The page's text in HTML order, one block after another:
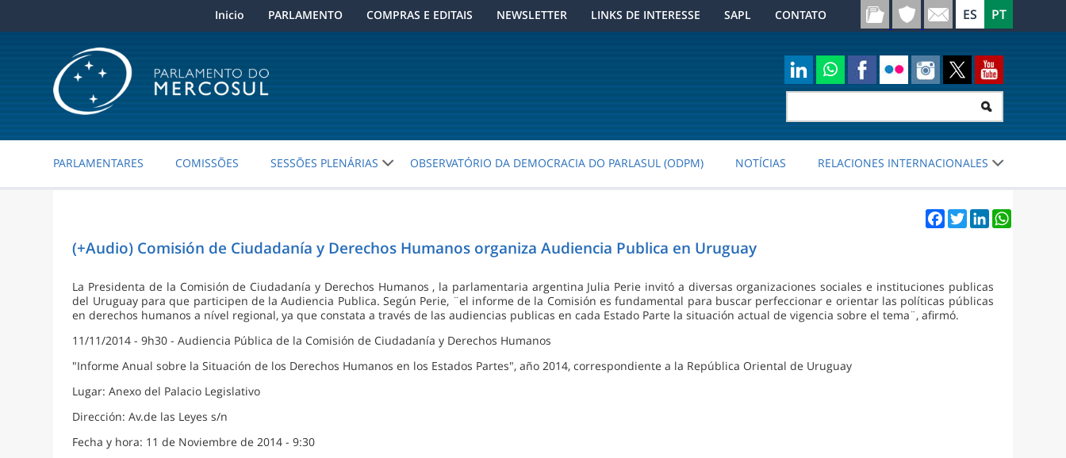
Inicio PARLAMENTO COMPRAS E EDITAIS NEWSLETTER LINKS DE INTERESSE SAPL CONTATO
PARLAMENTARES COMISSÕES SESSÕES PLENÁRIAS OBSERVATÓRIO DA DEMOCRACIA DO PARLASUL (ODPM) NOTÍCIAS RELACIONES INTERNACIONALES
Facebook
TwitterLinkedInWhatsApp
(+Audio) Comisión de Ciudadanía y Derechos Humanos organiza Audiencia Publica en Uruguay
La Presidenta de la Comisión de Ciudadanía y Derechos Humanos , la parlamentaria argentina Julia Perie invitó a diversas organizaciones sociales e instituciones publicas
del Uruguay para que participen de la Audiencia Publica. Según Perie, ¨el informe de la Comisión es fundamental para buscar perfeccionar e orientar las políticas públicas
en derechos humanos a nível regional, ya que constata a través de las audiencias publicas en cada Estado Parte la situación actual de vigencia sobre el tema¨, afirmó.
11/11/2014 - 9h30 - Audiencia Pública de la Comisión de Ciudadanía y Derechos Humanos
"Informe Anual sobre la Situación de los Derechos Humanos en los Estados Partes", año 2014, correspondiente a la República Oriental de Uruguay
Lugar: Anexo del Palacio Legislativo
Dirección: Av.de las Leyes s/n
Fecha y hora: 11 de Noviembre de 2014 - 9:30